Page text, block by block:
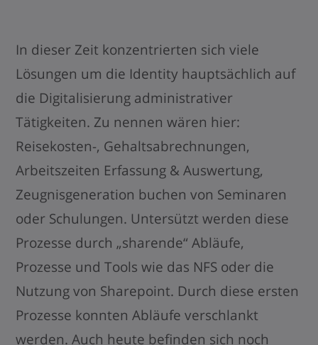
In dieser Zeit konzentrierten sich viele
Lösungen um die Identity hauptsächlich auf
die Digitalisierung administrativer
Tätigkeiten. Zu nennen wären hier:
Reisekosten-, Gehaltsabrechnungen,
Arbeitszeiten Erfassung & Auswertung,
Zeugnisgeneration buchen von Seminaren
oder Schulungen. Untersützt werden diese
Prozesse durch „sharende“ Abläufe,
Prozesse und Tools wie das NFS oder die
Nutzung von Sharepoint. Durch diese ersten
Prozesse konnten Abläufe verschlankt
werden. Auch heute befinden sich noch